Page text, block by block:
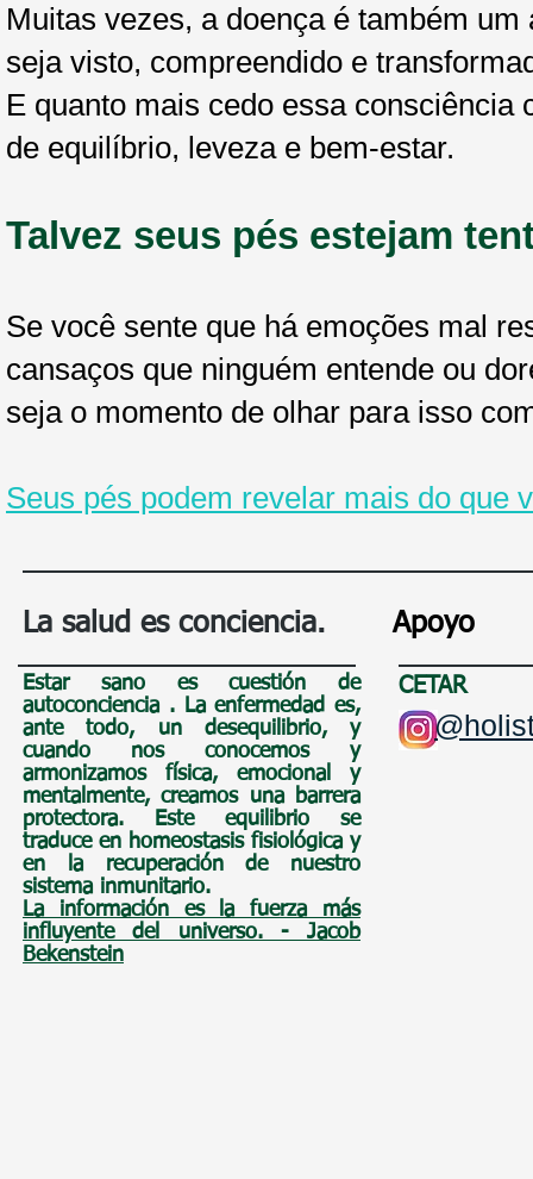
Muitas vezes, a doença é também
seja visto, compreendido e
E quanto mais cedo essa
de equilíbrio, leveza e bem-estar.
Talvez seus pés estejam
Se você sente que há emoções mal
cansaços que ninguém entende ou
seja o momento de olhar para isso
Seus pés podem revelar mais do que
La salud es conciencia. Apoyo
Estar sano es cuestión de
autoconciencia . La enfermedad es,
ante todo, un
desequilibrio, y
cuando nos conocemos y
armonizamos física, emocional y
mentalmente, creamos una barrera
protectora. Este equilibrio se
traduce en homeostasis fisiológica y
en la recuperación de nuestro
sistema inmunitario.
La información es la fuerza más
influyente del universo. - Jacob
Bekenstein
CETAR